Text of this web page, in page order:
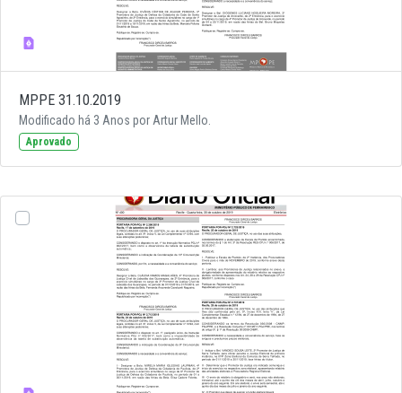
MPPE 31.10.2019
Modificado há 3 Anos por Artur Mello.
Aprovado